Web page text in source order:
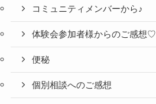
コミュニティメンバーから♪
体験会参加者様からのご感想♡
便秘
個別相談へのご感想